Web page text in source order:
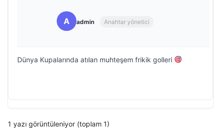
A admin Anahtar yönetici
Dünya Kupalarında atılan muhteşem frikik golleri
1 yazı görüntüleniyor (toplam 1)